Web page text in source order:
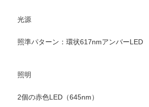
光源
照準パターン：環状617nmアンバーLED
照明
2個の赤色LED（645nm）